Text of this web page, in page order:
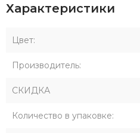
Характеристики
Цвет:
Производитель:
СКИДКА
Количество в упаковке: